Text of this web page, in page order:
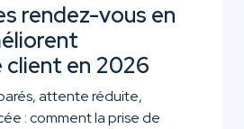
rendez-vous en
client en 2026
attente réduite,
: comment la prise de